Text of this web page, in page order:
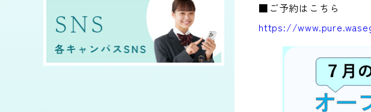
■ご予約はこちら
https://